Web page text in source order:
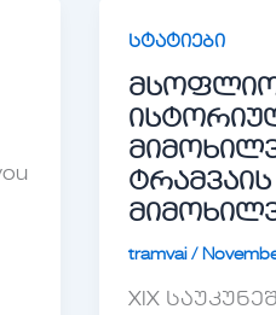
სტატიები
tramvai/
XIX